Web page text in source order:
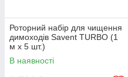
Роторний набір для чищення
димоходів Savent TURBO (1
м х 5 шт.)
В наявності